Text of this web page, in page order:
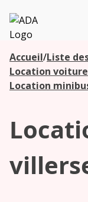
ADA
Accueil/Liste
Location voiture
Location
Les
agences à
proximité
Commencez
votre
recherche